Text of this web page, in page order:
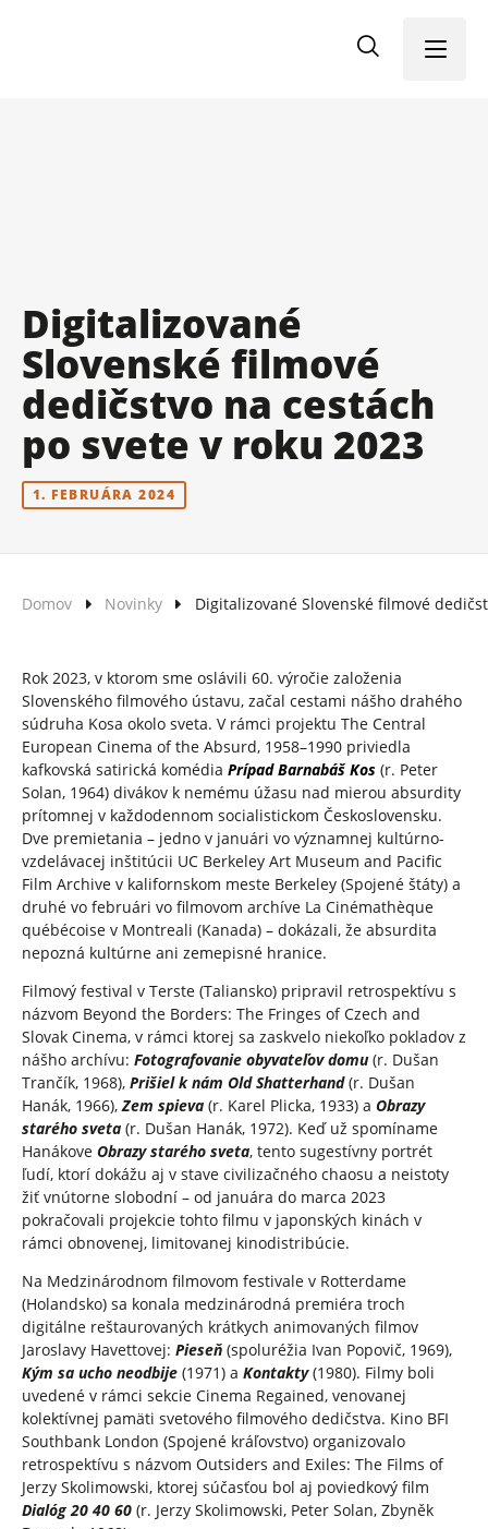
Menu
Digitalizované
Slovenské filmové
dedičstvo na cestách
po svete v roku 2023
1. FEBRUÁRA 2024
Domov Novinky Digitalizované Slovenské filmové
Rok 2023, v ktorom sme oslávili 60. výročie založenia
Slovenského filmového ústavu, začal cestami nášho drahého
súdruha Kosa okolo sveta. V rámci projektu The Central
European Cinema of the Absurd, 1958–1990 priviedla
kafkovská satirická komédia Prípad Barnabáš Kos (r. Peter
Solan, 1964) divákov k nemému úžasu nad mierou absurdity
prítomnej v každodennom socialistickom Československu.
Dve premietania – jedno v januári vo významnej kultúrno-
vzdelávacej inštitúcii UC Berkeley Art Museum and Pacific
Film Archive v kalifornskom meste Berkeley (Spojené štáty) a
druhé vo februári vo filmovom archíve La Cinémathèque
québécoise v Montreali (Kanada) – dokázali, že absurdita
nepozná kultúrne ani zemepisné hranice.
Filmový festival v Terste (Taliansko) pripravil retrospektívu s
názvom Beyond the Borders: The Fringes of Czech and
Slovak Cinema, v rámci ktorej sa zaskvelo niekoľko pokladov z
nášho archívu: Fotografovanie obyvateľov domu(r. Dušan
Trančík, 1968), Prišiel k nám Old Shatterhand(r. Dušan
Hanák, 1966), Zem spieva (r. Karel Plicka, 1933) a Obrazy
starého sveta (r. Dušan Hanák, 1972). Keď už spomíname
Hanákove Obrazy starého sveta, tento sugestívny portrét
ľudí, ktorí dokážu aj v stave civilizačného chaosu a neistoty
žiť vnútorne slobodní – od januára do marca 2023
pokračovali projekcie tohto filmu v japonských kinách v
rámci obnovenej, limitovanej kinodistribúcie.
Na Medzinárodnom filmovom festivale v Rotterdame
(Holandsko) sa konala medzinárodná premiéra troch
digitálne reštaurovaných krátkych animovaných filmov
Jaroslavy Havettovej: Pieseň (spoluréžia Ivan Popovič, 1969),
Kým sa ucho neodbije (1971) a Kontakty(1980). Filmy boli
uvedené v rámci sekcie Cinema Regained, venovanej
kolektívnej pamäti svetového filmového dedičstva. Kino BFI
Southbank London (Spojené kráľovstvo) organizovalo
retrospektívu s názvom Outsiders and Exiles: The Films of
Jerzy Skolimowski, ktorej súčasťou bol aj poviedkový film
Dialóg 20 40 60 (r. Jerzy Skolimowski, Peter Solan, Zbyněk